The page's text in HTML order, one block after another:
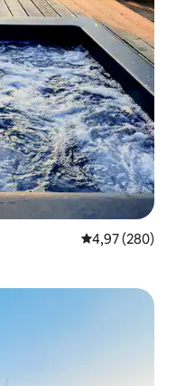
Nilai rata-rata
4,97 (280)